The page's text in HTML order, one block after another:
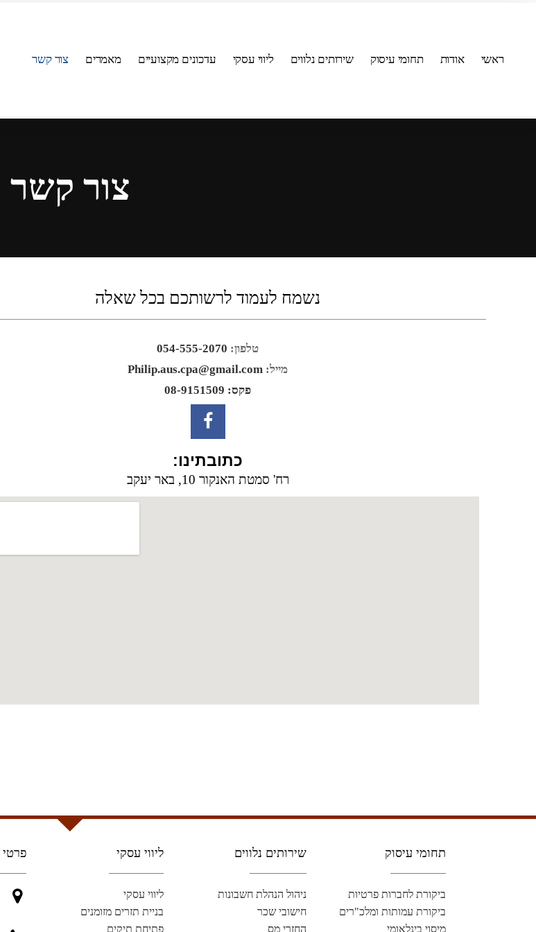
ראשי אודות תחומי עיסוק שירותים נלווים ליווי עסקי עדכונים מקצועיים מאמרים צור קשר
צור קשר
נשמח לעמוד לרשותכם בכל שאלה
טלפון: 054-555-2070
מייל: Philip.aus.cpa@gmail.com
פקס: 08-9151509
כתובתינו:
רח' סמטת האנקור 10, באר יעקב
תחומי עיסוק
ביקורת לחברות פרטיות
ביקורת עמותות ומלכ"רים
מיסוי בינלאומי
שירותים נלווים
ניהול הנהלת חשבונות
חישובי שכר
החזרי מס
ליווי עסקי
ליווי עסקי
בניית תזרים מזומנים
פתיחת תיקים